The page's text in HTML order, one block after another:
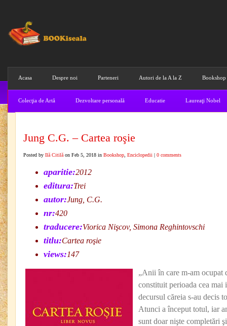
Acasa Despre noi Parteneri Autori de la A la Z Bookshop
Colecţia de Artă Dezvoltare personală Educatie Laureaţi Nobel
Jung C.G. – Cartea roşie
Posted by Ilă Citilă on Feb 5, 2018 in Bookshop Enciclopedii | 0 comments
aparitie:2012
editura:Trei
autor:Jung, C.G.
nr:420
traducere:Viorica Nişcov, Simona Reghintovschi
titlu:Cartea roşie
views:147
„Anii în care m-am ocupat
constituit perioada cea
decursul căreia s-au decis
Atunci a început totul, iar
sunt doar nişte completări